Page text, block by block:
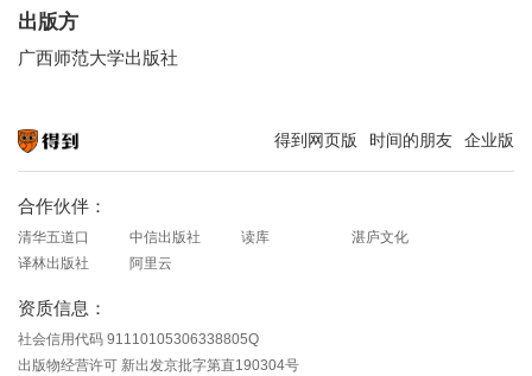
出版方
广西师范大学出版社
得到网页版 时间的朋友 企业版
合作伙伴：
清华五道口 中信出版社 读库
湛庐文化
译林出版社
阿里云
资质信息：
社会信用代码 91110105306338805Q
出版物经营许可 新出发京批字第直190304号